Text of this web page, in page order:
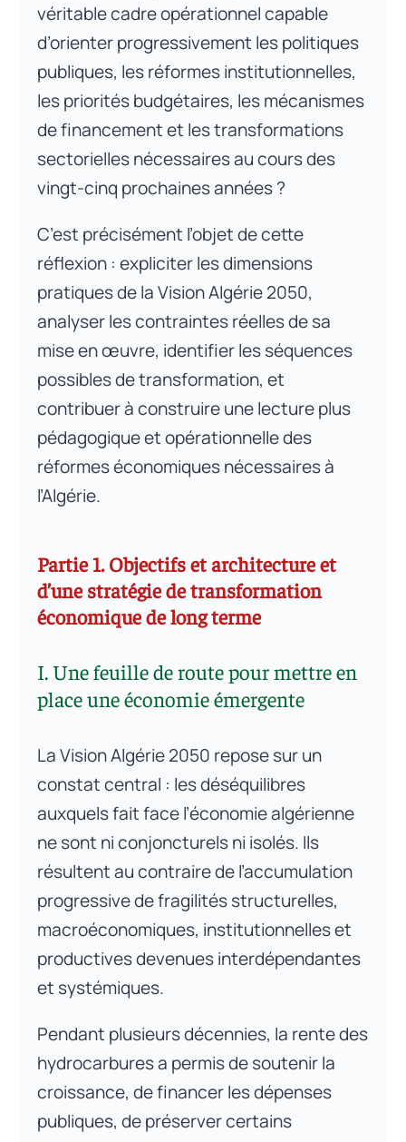
véritable cadre opérationnel capable
d’orienter progressivement les politiques
publiques, les réformes institutionnelles,
les priorités budgétaires, les mécanismes
de financement et les transformations
sectorielles nécessaires au cours des
vingt-cinq prochaines années ?
C’est précisément l’objet de cette
réflexion : expliciter les dimensions
pratiques de la Vision Algérie 2050,
analyser les contraintes réelles de sa
mise en œuvre, identifier les séquences
possibles de transformation, et
contribuer à construire une lecture plus
pédagogique et opérationnelle des
réformes économiques nécessaires à
l’Algérie.
Partie 1. Objectifs et architecture et
d’une stratégie de transformation
économique de long terme
I. Une feuille de route pour mettre en
place une économie émergente
La Vision Algérie 2050 repose sur un
constat central : les déséquilibres
auxquels fait face l’économie algérienne
ne sont ni conjoncturels ni isolés. Ils
résultent au contraire de l’accumulation
progressive de fragilités structurelles,
macroéconomiques, institutionnelles et
productives devenues interdépendantes
et systémiques.
Pendant plusieurs décennies, la rente des
hydrocarbures a permis de soutenir la
croissance, de financer les dépenses
publiques, de préserver certains